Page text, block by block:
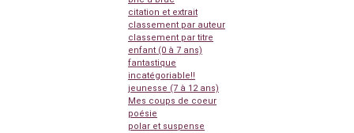
citation et extrait
classement par auteur
classement par titre
enfant (0 à 7 ans)
fantastique
incatégoriable!!
jeunesse (7 à 12 ans)
Mes coups de coeur
poésie
polar et suspense